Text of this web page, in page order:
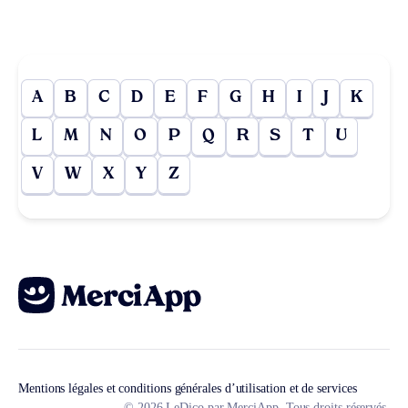
A B C D E F G H I J K
L M N O P Q R S T U
V W X Y Z
Mentions légales et conditions générales d’utilisation et de services